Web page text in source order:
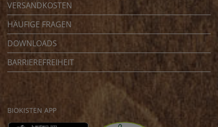
VERSANDKOSTEN
HÄUFIGE FRAGEN
DOWNLOADS
BARRIEREFREIHEIT
BIOKISTEN APP